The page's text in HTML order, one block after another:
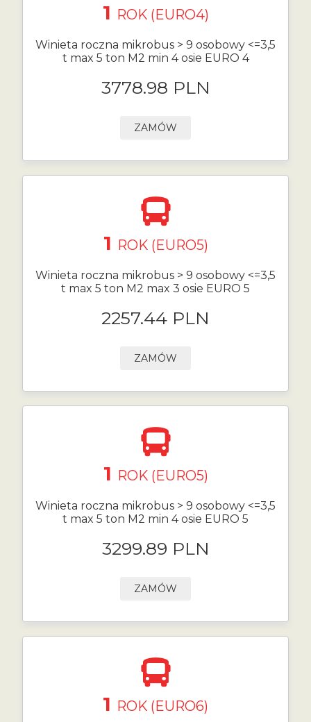
1 ROK (EURO4)
Winieta roczna mikrobus > 9 osobowy <=3,5
t max 5 ton M2 min 4 osie EURO 4
3778.98 PLN
ZAMÓW
1 ROK (EURO5)
Winieta roczna mikrobus > 9 osobowy <=3,5
t max 5 ton M2 max 3 osie EURO 5
2257.44 PLN
ZAMÓW
1 ROK (EURO5)
Winieta roczna mikrobus > 9 osobowy <=3,5
t max 5 ton M2 min 4 osie EURO 5
3299.89 PLN
ZAMÓW
1 ROK (EURO6)